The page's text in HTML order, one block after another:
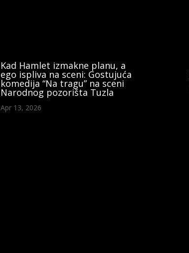
Kad Hamlet izmakne planu, a
ego ispliva na sceni: Gostujuća
komedija “Na tragu” na sceni
Narodnog pozorišta Tuzla
Apr 13, 2026